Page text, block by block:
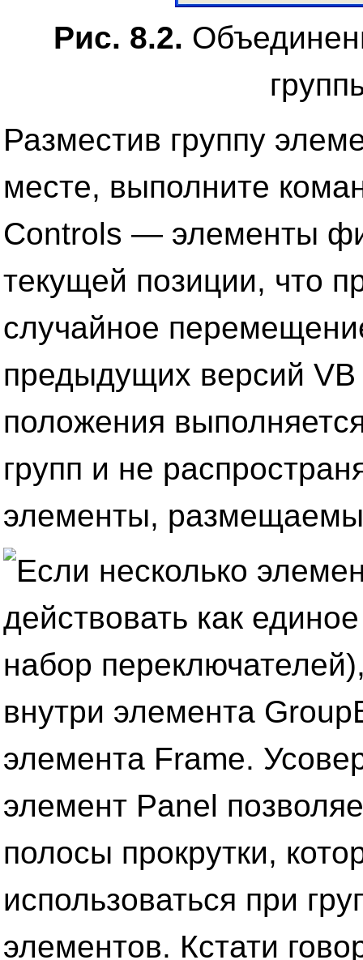
Рис. 8.2.
Разместив группу
месте, выполните
Controls — элементы
текущей позиции, что
случайное
предыдущих версий
положения
групп и не
элементы,
Если несколько
действовать как
набор
внутри элемента
элемента Frame.
элемент Panel
полосы прокрутки,
использоваться при
элементов. Кстати